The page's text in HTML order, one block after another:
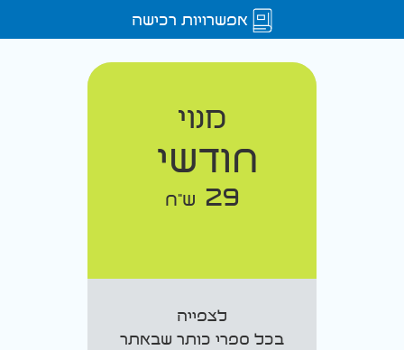
אפשרויות רכישה
מנוי
חודשי
29 ש"ח
לצפייה
בכל ספרי כותר שבאתר